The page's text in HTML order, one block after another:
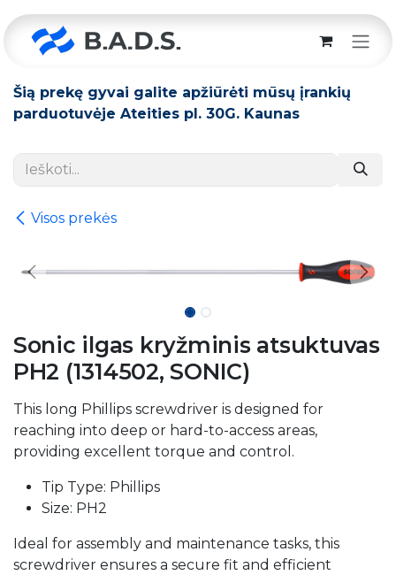
Šią prekę gyvai galite apžiūrėti mūsų įrankių
parduotuvėje Ateities pl. 30G. Kaunas
Visos prekės
Sonic ilgas kryžminis atsuktuvas
PH2 (1314502, SONIC)
This long Phillips screwdriver is designed for
reaching into deep or hard-to-access areas,
providing excellent torque and control.
Tip Type: Phillips
Size: PH2
Ideal for assembly and maintenance tasks, this
screwdriver ensures a secure fit and efficient